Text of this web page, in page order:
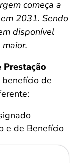
começa a
2031. Sendo
disponível
de
e de Benefício